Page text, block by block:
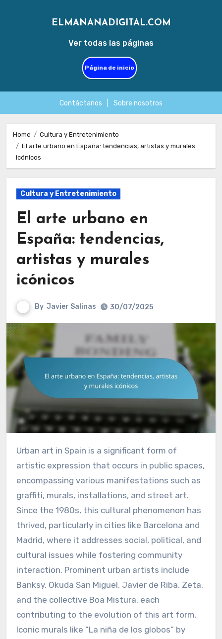
Ver todas las páginas
ELMANANADIGITAL.COM
Página de inicio
Contáctanos Sobre nosotros
content
Home
Cultura y Entretenimiento
El arte urbano en España: tendencias, artistas y murales
icónicos
Cultura y Entretenimiento
El arte urbano en
España: tendencias,
artistas y murales
icónicos
By Javier Salinas 30/07/2025
Urban art in Spain is a significant form of
artistic expression that occurs in public spaces,
encompassing various manifestations such as
graffiti, murals, installations, and street art.
Since the 1980s, this cultural phenomenon has
thrived, particularly in cities like Barcelona and
Madrid, where it addresses social, political, and
cultural issues while fostering community
interaction. Prominent urban artists include
Banksy, Okuda San Miguel, Javier de Riba, Zeta,
and the collective Boa Mistura, each
contributing to the evolution of this art form.
Iconic murals like “La niña de los globos” by